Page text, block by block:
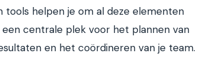
tools helpen je om al deze elementen
centrale plek voor het plannen van
en het coördineren van je team.